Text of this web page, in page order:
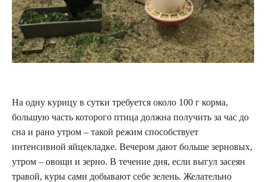
На одну курицу в сутки требуется около 100 г корма,
большую часть которого птица должна получить за час до
сна и рано утром – такой режим способствует
интенсивной яйцекладке. Вечером дают больше зерновых,
утром – овощи и зерно. В течение дня, если выгул засеян
травой, куры сами добывают себе зелень. Желательно